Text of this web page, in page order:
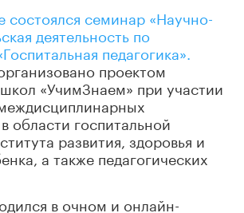
состоялся семинар «Научно-
деятельность по
педагогика».
проектом
«УчимЗнаем» при участии
области госпитальной
развития, здоровья и
а также педагогических
в очном и онлайн-